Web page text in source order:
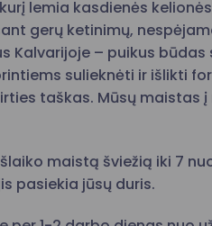
lemia kasdienės
gerų ketinimų,
Kalvarijoje – puikus
sulieknėti ir išlikti
taškas. Mūsų
maistą šviežią iki 7
pasiekia jūsų duris.